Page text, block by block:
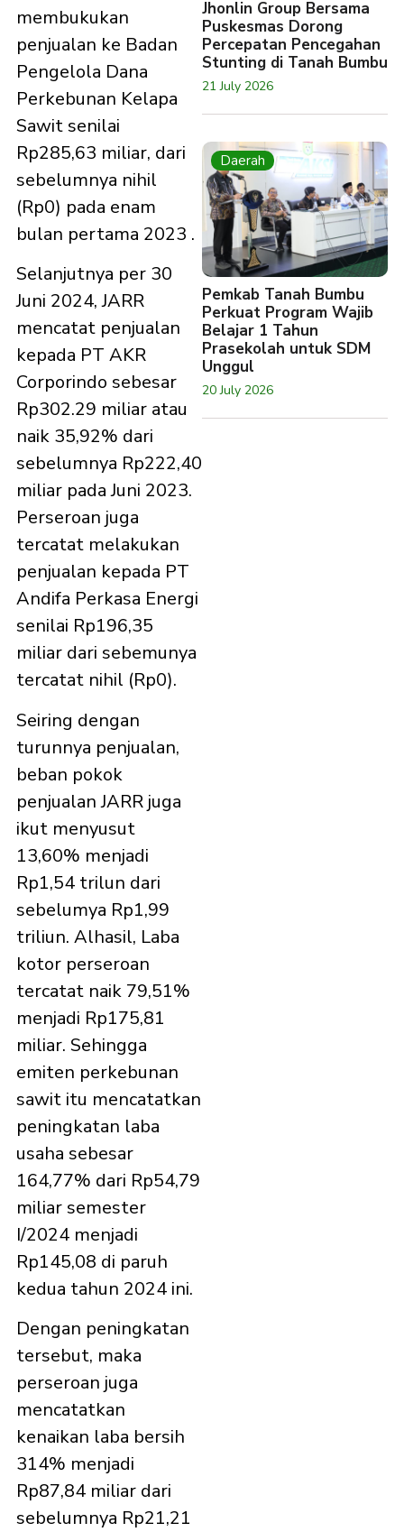
membukukan
penjualan ke Badan
Pengelola Dana
Perkebunan Kelapa
Sawit senilai
Rp285,63 miliar, dari
sebelumnya nihil
(Rp0) pada enam
bulan pertama 2023 .
Selanjutnya per 30
Juni 2024, JARR
mencatat penjualan
kepada PT AKR
Corporindo sebesar
Rp302.29 miliar atau
naik 35,92% dari
sebelumnya Rp222,40
miliar pada Juni 2023.
Perseroan juga
tercatat melakukan
penjualan kepada PT
Andifa Perkasa Energi
senilai Rp196,35
miliar dari sebemunya
tercatat nihil (Rp0).
Seiring dengan
turunnya penjualan,
beban pokok
penjualan JARR juga
ikut menyusut
13,60% menjadi
Rp1,54 trilun dari
sebelumya Rp1,99
triliun. Alhasil, Laba
kotor perseroan
tercatat naik 79,51%
menjadi Rp175,81
miliar. Sehingga
emiten perkebunan
sawit itu mencatatkan
peningkatan laba
usaha sebesar
164,77% dari Rp54,79
miliar semester
I/2024 menjadi
Rp145,08 di paruh
kedua tahun 2024 ini.
Dengan peningkatan
tersebut, maka
perseroan juga
mencatatkan
kenaikan laba bersih
314% menjadi
Rp87,84 miliar dari
sebelumnya Rp21,21
Jhonlin Group Bersama
Puskesmas Dorong
Percepatan Pencegahan
Stunting di Tanah Bumbu
21 July 2026
Daerah
Pemkab Tanah Bumbu
Perkuat Program Wajib
Belajar 1 Tahun
Prasekolah untuk SDM
Unggul
20 July 2026